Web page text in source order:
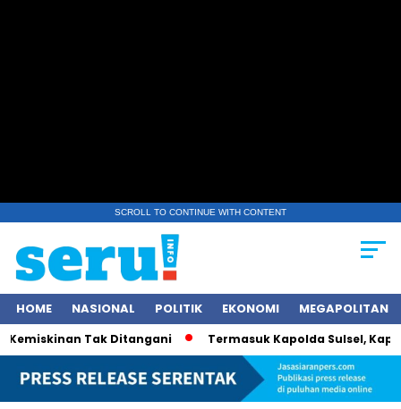
SCROLL TO CONTINUE WITH CONTENT
HOME NASIONAL POLITIK EKONOMI MEGAPOLITAN
Tak Ditangani Termasuk Kapolda Sulsel, Kapolri